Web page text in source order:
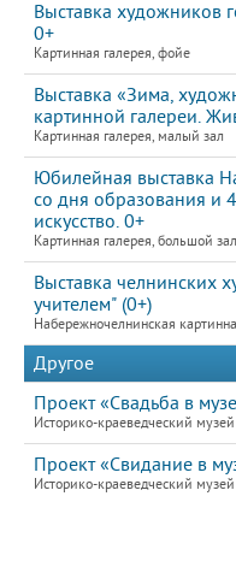
Выставка художников
0+
Картинная галерея, фойе
Выставка «Зима,
картинной галереи.
Картинная галерея, малый зал
Юбилейная выставка
со дня образования и
искусство. 0+
Картинная галерея, большой зал
Выставка челнинских
учителем" (0+)
Набережночелнинская
Другое
Проект «Свадьба в
Историко-краеведческий музей
Проект «Свидание в
Историко-краеведческий музей